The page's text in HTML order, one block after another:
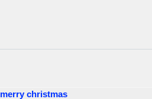
christmas